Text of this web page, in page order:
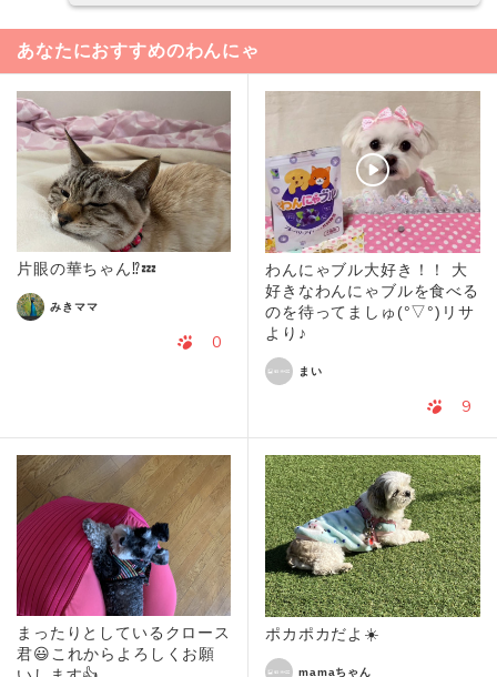
あなたにおすすめのわんにゃ
片眼の華ちゃん⁉️💤
みきママ
0
わんにゃブル大好き！！ 大
好きなわんにゃブルを食べる
のを待ってましゅ(°▽°)リサ
より♪
まい
9
まったりとしているクロース
君😃これからよろしくお願
ポカポカだよ☀️
mamaちゃん